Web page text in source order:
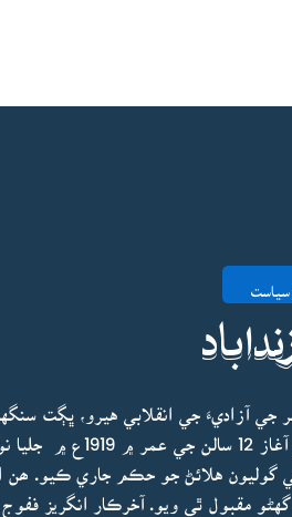
سياست
جي آزاديءَ جي انقلابي هيرو، ڀڳت
عملي سياست جو
گوليون هلائڻ جو حڪم جاري ڪيو. ھن
مقبول ٿي ويو. آخرڪار انگريز